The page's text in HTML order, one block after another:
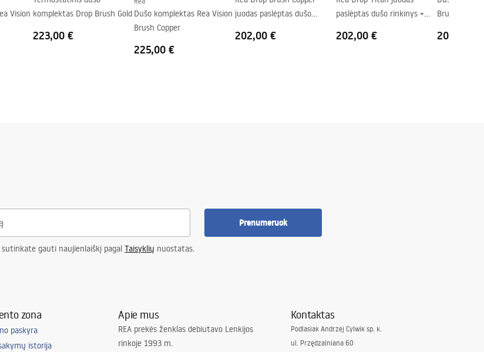
Vision
komplektas Drop Brush Gold
223,00 €
Dušo komplektas Rea Vision
Brush Copper
225,00 €
juodas paslėptas dušo
202,00 €
paslėptas dušo rinkinys +
202,00 €
Brush Gold
206,00 €
Prenumeruok
gauti naujienlaiškį pagal Taisyklių nuostatas.
zona
paskyra
istorija
Apie mus
REA prekės ženklas debiutavo Lenkijos
rinkoje 1993 m.
Kontaktas
Podlasiak Andrzej Cylwik sp. k.
ul. Przędzalniana 60